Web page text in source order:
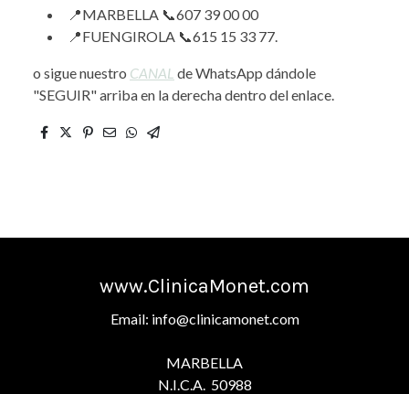
📍MARBELLA 📞607 39 00 00
📍FUENGIROLA 📞615 15 33 77.
o sigue nuestro CANAL de WhatsApp dándole
"SEGUIR" arriba en la derecha dentro del enlace.
www.ClinicaMonet.com
Email: info@clinicamonet.com
MARBELLA
N.I.C.A. 50988